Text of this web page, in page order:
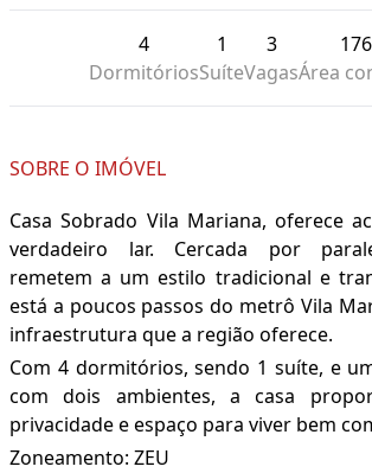
4
Dormitórios
1
Suíte
3
VagasÁrea
SOBRE O IMÓVEL
Casa Sobrado Vila Mariana, oferece
verdadeiro lar. Cercada por
remetem a um estilo tradicional e
está a poucos passos do metrô Vila
infraestrutura que a região oferece.
Com 4 dormitórios, sendo 1 suíte, e
com dois ambientes, a casa
privacidade e espaço para viver bem
Zoneamento: ZEU